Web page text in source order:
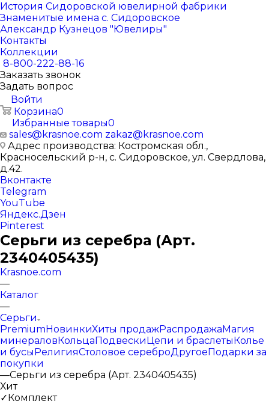
История Сидоровской ювелирной фабрики
Знаменитые имена с. Сидоровское
Александр Кузнецов "Ювелиры"
Контакты
Коллекции
8-800-222-88-16
Заказать звонок
Задать вопрос
Войти
Корзина0
Избранные товары0
sales@krasnoe.com zakaz@krasnoe.com
Адрес производства: Костромская обл.,
Красносельский р-н, с. Сидоровское, ул. Свердлова,
д.42.
Вконтакте
Telegram
YouTube
Яндекс.Дзен
Pinterest
Серьги из серебра (Арт.
2340405435)
Krasnoe.com
—
Каталог
—
Серьги
PremiumНовинкиХиты продажРаспродажаМагия
минераловКольцаПодвескиЦепи и браслетыКолье
и бусыРелигияСтоловое сереброДругоеПодарки за
покупки
—Серьги из серебра (Арт. 2340405435)
Хит
✓Комплект